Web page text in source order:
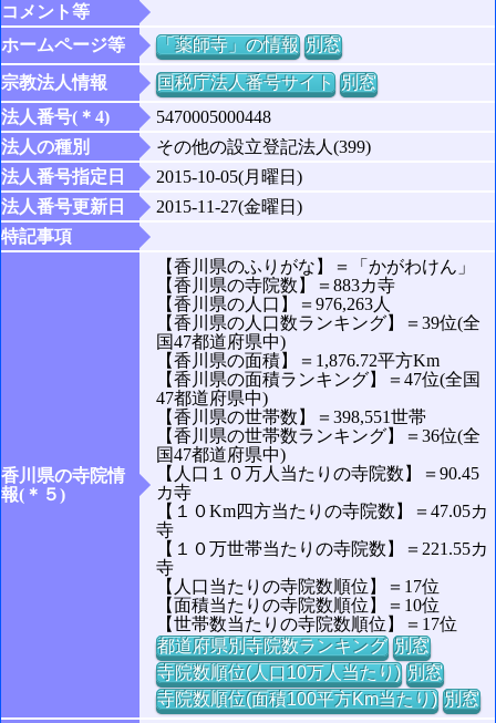
コメント等
ホームページ等
「薬師寺」の情報 別窓
宗教法人情報
国税庁法人番号サイト 別窓
法人番号(＊4)
5470005000448
法人の種別
その他の設立登記法人(399)
法人番号指定日
2015-10-05(月曜日)
法人番号更新日
2015-11-27(金曜日)
特記事項
香川県の寺院情
報(＊５)
【香川県のふりがな】＝「かがわけん」
【香川県の寺院数】＝883カ寺
【香川県の人口】＝976,263人
【香川県の人口数ランキング】＝39位(全
国47都道府県中)
【香川県の面積】＝1,876.72平方Km
【香川県の面積ランキング】＝47位(全国
47都道府県中)
【香川県の世帯数】＝398,551世帯
【香川県の世帯数ランキング】＝36位(全
国47都道府県中)
【人口１０万人当たりの寺院数】＝90.45
カ寺
【１０Km四方当たりの寺院数】＝47.05カ
寺
【１０万世帯当たりの寺院数】＝221.55カ
寺
【人口当たりの寺院数順位】＝17位
【面積当たりの寺院数順位】＝10位
【世帯数当たりの寺院数順位】＝17位
都道府県別寺院数ランキング 別窓
寺院数順位(人口10万人当たり) 別窓
寺院数順位(面積100平方Km当たり) 別窓